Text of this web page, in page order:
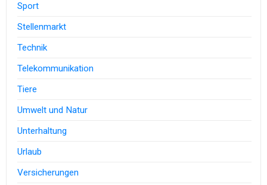
Sport
Stellenmarkt
Technik
Telekommunikation
Tiere
Umwelt und Natur
Unterhaltung
Urlaub
Versicherungen